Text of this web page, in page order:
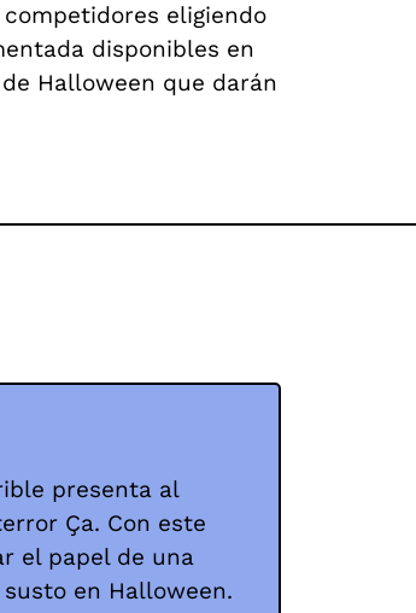
eligiendo
disponibles en
Halloween que darán
presenta al
Ça. Con este
el papel de una
en Halloween.